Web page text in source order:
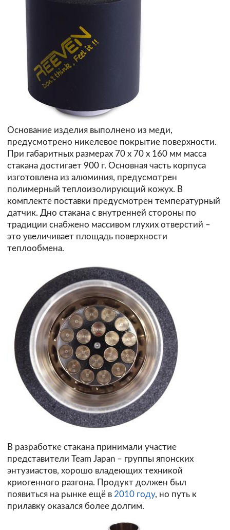
Основание изделия выполнено из меди,
предусмотрено никелевое покрытие поверхности.
При габаритных размерах 70 х 70 х 160 мм масса
стакана достигает 900 г. Основная часть корпуса
изготовлена из алюминия, предусмотрен
полимерный теплоизолирующий кожух. В
комплекте поставки предусмотрен температурный
датчик. Дно стакана с внутренней стороны по
традиции снабжено массивом глухих отверстий –
это увеличивает площадь поверхности
теплообмена.
В разработке стакана принимали участие
представители Team Japan – группы японских
энтузиастов, хорошо владеющих техникой
криогенного разгона. Продукт должен был
появиться на рынке ещё в 2010 году, но путь к
прилавку оказался более долгим.